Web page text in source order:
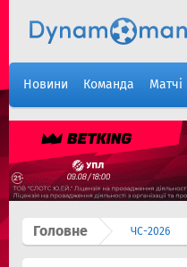
Новини Команда Матчі
Головне ЧС-2026